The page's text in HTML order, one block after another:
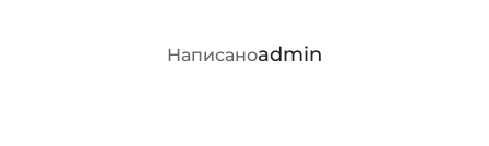
АВТОР ЗАПИСИ
Написаноadmin